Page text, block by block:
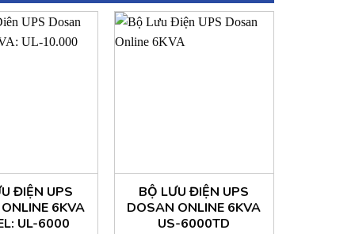
ĐIỆN UPS
6KVA
UL-6000
BỘ LƯU ĐIỆN UPS
DOSAN ONLINE 6KVA
US-6000TD